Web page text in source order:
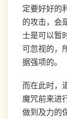
定要好好的
的攻击，会
士是可以暂
可忽视的，
据强项的。
而在此时，
魔咒前来进
做到及力的